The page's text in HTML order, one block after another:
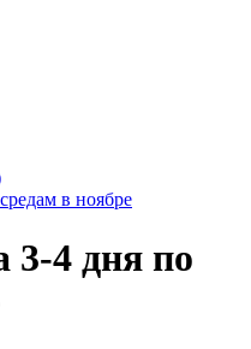
в ноябре
3-4 дня по